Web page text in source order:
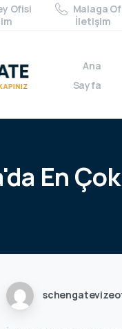
Ofisi
Malaga
İletişim
Ana
Sayfa
En Çok